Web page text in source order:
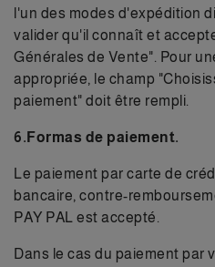
l'un des modes d'expédition
valider qu'il connaît et
Générales de Vente". Pour
appropriée, le champ
paiement" doit être rempli.
6.Formas de paiement.
Le paiement par carte de
bancaire, contre-
PAY PAL est accepté.
Dans le cas du paiement par